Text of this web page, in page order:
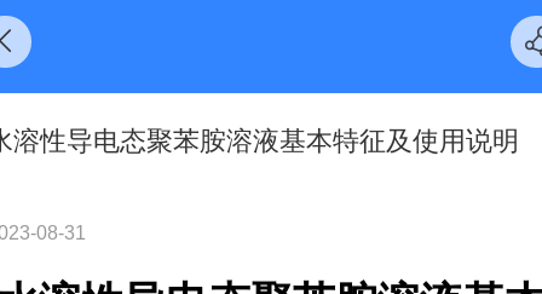
溶性导电态聚苯胺溶液基本特征及使用说明
08-31